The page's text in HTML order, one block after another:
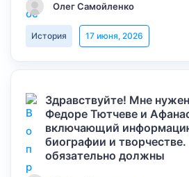
Олег Самойленко
История 17 июня, 2026
Здравствуйте! Мне
Федоре Тютчеве и
включающий
биографии и творчестве.
обязательно должны